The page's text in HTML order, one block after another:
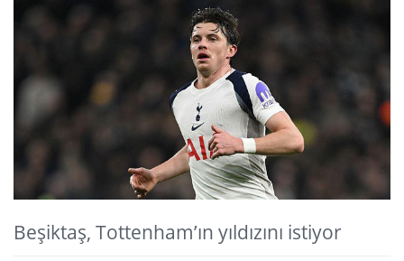
Beşiktaş, Tottenham’ın yıldızını istiyor